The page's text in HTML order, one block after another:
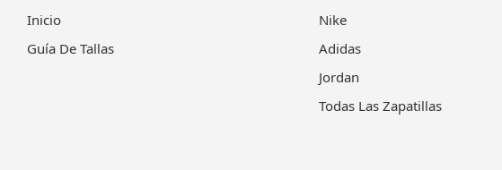
Inicio
Guía De Tallas
Nike
Adidas
Jordan
Todas Las Zapatillas